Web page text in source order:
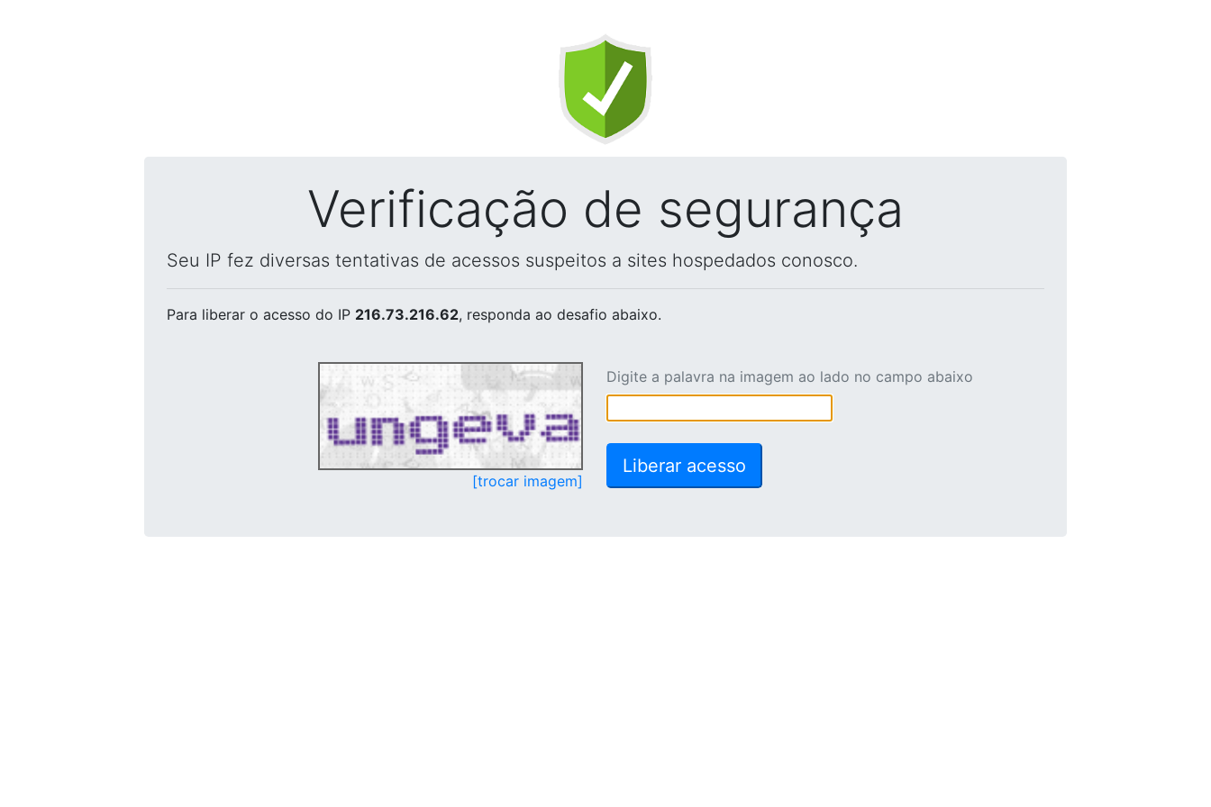
Verificação de segurança
Seu IP fez diversas tentativas de acessos suspeitos a sites hospedados conosco.
Para liberar o acesso do IP 216.73.216.62, responda ao desafio abaixo.
[trocar imagem]
Digite a palavra na imagem ao lado no campo abaixo